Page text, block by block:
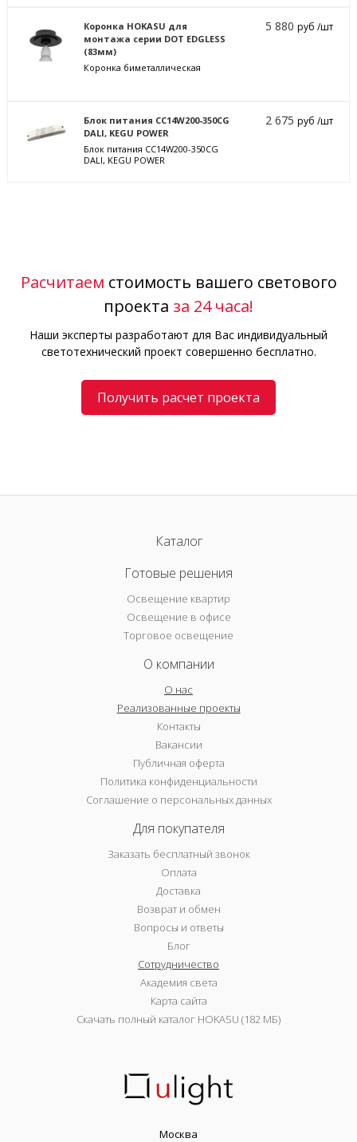
Коронка HOKASU для
монтажа серии DOT EDGLESS
(83мм)
Коронка биметаллическая
5 880руб /шт
Блок питания CC14W200-350CG
DALI, KEGU POWER
Блок питания CC14W200-350CG
DALI, KEGU POWER
2 675руб /шт
Расчитаем стоимость вашего светового
проекта за 24 часа!
Наши эксперты разработают для Вас индивидуальный
светотехнический проект совершенно бесплатно.
Получить расчет проекта
Каталог
Готовые решения
Освещение квартир
Освещение в офисе
Торговое освещение
О компании
О нас
Реализованные проекты
Контакты
Вакансии
Публичная оферта
Политика конфиденциальности
Соглашение о персональных данных
Для покупателя
Заказать бесплатный звонок
Оплата
Доставка
Возврат и обмен
Вопросы и ответы
Блог
Сотрудничество
Академия света
Карта сайта
Скачать полный каталог HOKASU (182 МБ)
Москва